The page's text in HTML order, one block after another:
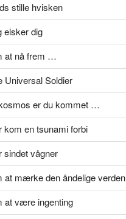
stille hvisken
elsker dig
at nå frem …
Universal Soldier
er du kommet …
kom en tsunami forbi
sindet vågner
at mærke den åndelige verden
at være ingenting